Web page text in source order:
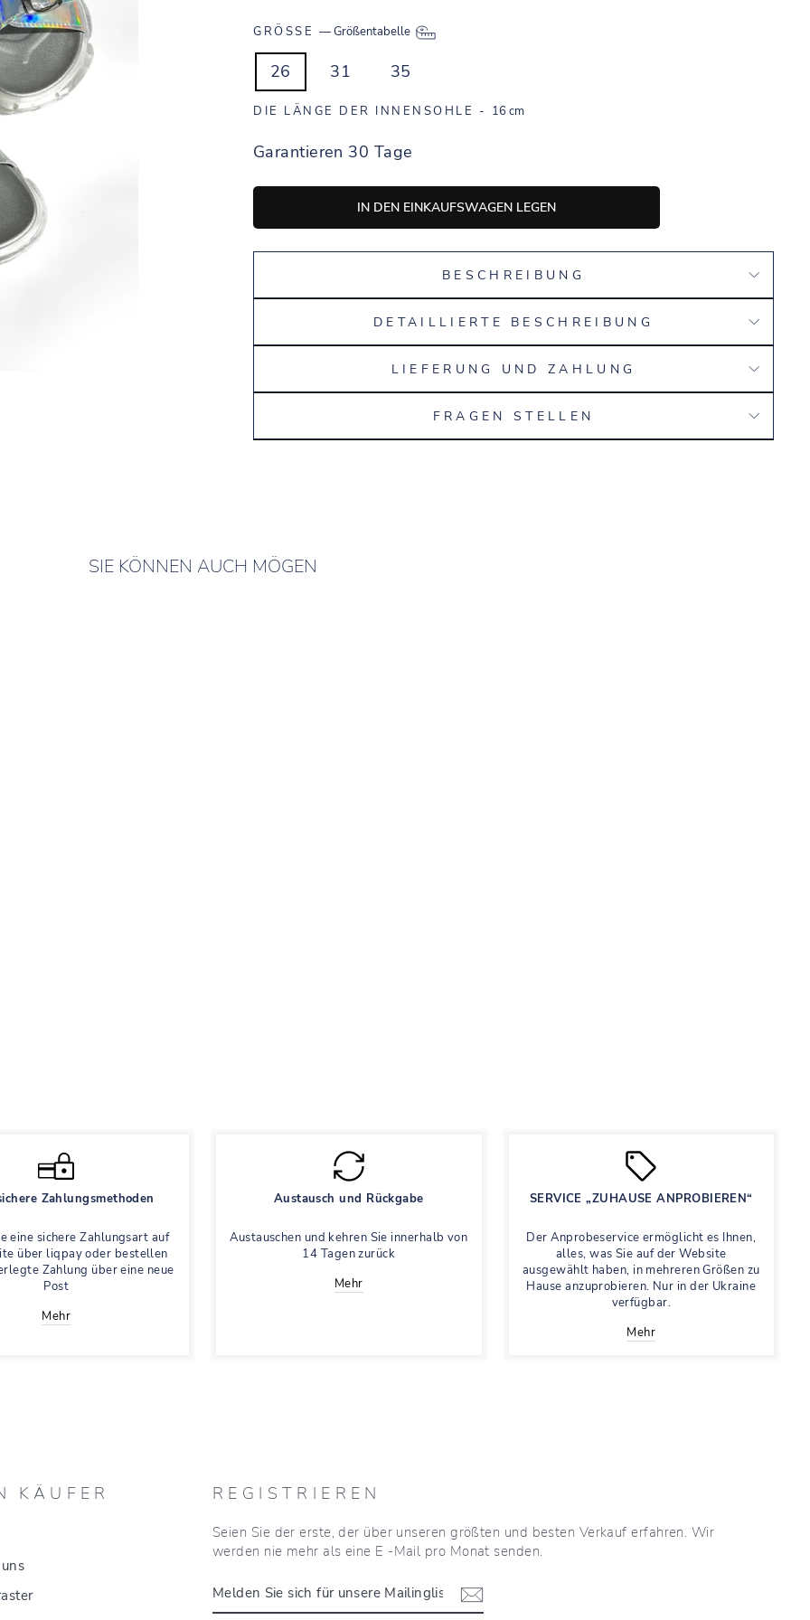
GRÖSSE —Größentabelle
26 31 35
DIE LÄNGE DER INNENSOHLE - 16 cm
Garantieren 30 Tage
IN DEN EINKAUFSWAGEN LEGEN
BESCHREIBUNG
DETAILLIERTE BESCHREIBUNG
LIEFERUNG UND ZAHLUNG
FRAGEN STELLEN
SIE KÖNNEN AUCH MÖGEN
Zahlungsmethoden
eine sichere Zahlungsart auf
über liqpay oder bestellen
Zahlung über eine neue
Post
Mehr
Austausch und Rückgabe
Austauschen und kehren Sie innerhalb von
14 Tagen zurück
Mehr
SERVICE „ZUHAUSE ANPROBIEREN“
Der Anprobeservice ermöglicht es Ihnen,
alles, was Sie auf der Website
ausgewählt haben, in mehreren Größen zu
Hause anzuprobieren. Nur in der Ukraine
verfügbar.
Mehr
KÄUFER REGISTRIEREN
Seien Sie der erste, der über unseren größten und besten Verkauf erfahren. Wir
werden nie mehr als eine E -Mail pro Monat senden.
SIE